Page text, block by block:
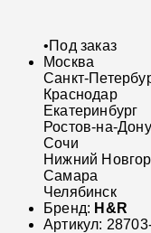
•Под заказ
Москва
Санкт-
Краснодар
Екатеринбург
Ростов-на-Дону
Сочи
Нижний
Самара
Челябинск
Бренд: H&R
Артикул: